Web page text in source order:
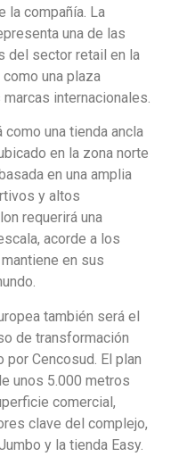
la compañía. La
una de las
del sector retail en la
una plaza
internacionales.
como una tienda ancla
en la zona norte
en una amplia
y altos
requerirá una
acorde a los
en sus
también será el
de transformación
Cencosud. El plan
unos 5.000 metros
comercial,
clave del complejo,
y la tienda Easy.